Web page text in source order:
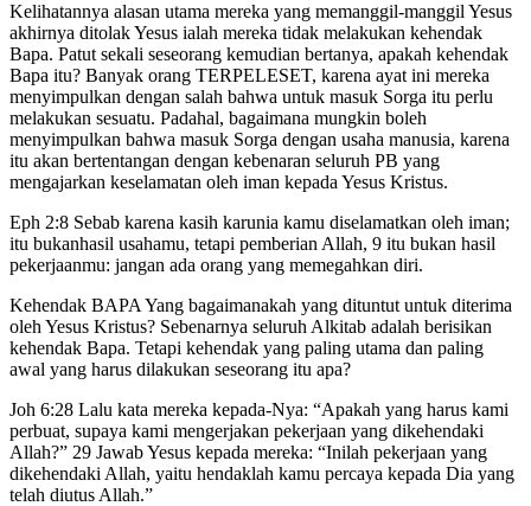
Kelihatannya alasan utama mereka yang memanggil-manggil Yesus
akhirnya ditolak Yesus ialah mereka tidak melakukan kehendak
Bapa. Patut sekali seseorang kemudian bertanya, apakah kehendak
Bapa itu? Banyak orang TERPELESET, karena ayat ini mereka
menyimpulkan dengan salah bahwa untuk masuk Sorga itu perlu
melakukan sesuatu. Padahal, bagaimana mungkin boleh
menyimpulkan bahwa masuk Sorga dengan usaha manusia, karena
itu akan bertentangan dengan kebenaran seluruh PB yang
mengajarkan keselamatan oleh iman kepada Yesus Kristus.
Eph 2:8 Sebab karena kasih karunia kamu diselamatkan oleh iman;
itu bukanhasil usahamu, tetapi pemberian Allah, 9 itu bukan hasil
pekerjaanmu: jangan ada orang yang memegahkan diri.
Kehendak BAPA Yang bagaimanakah yang dituntut untuk diterima
oleh Yesus Kristus? Sebenarnya seluruh Alkitab adalah berisikan
kehendak Bapa. Tetapi kehendak yang paling utama dan paling
awal yang harus dilakukan seseorang itu apa?
Joh 6:28 Lalu kata mereka kepada-Nya: “Apakah yang harus kami
perbuat, supaya kami mengerjakan pekerjaan yang dikehendaki
Allah?” 29 Jawab Yesus kepada mereka: “Inilah pekerjaan yang
dikehendaki Allah, yaitu hendaklah kamu percaya kepada Dia yang
telah diutus Allah.”